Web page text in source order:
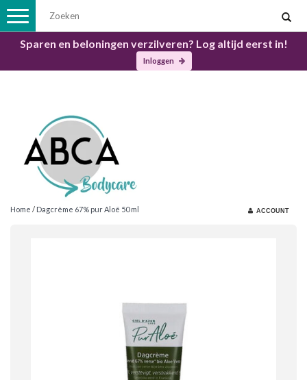
Sparen en beloningen verzilveren? Log altijd eerst in!
Inloggen
Toggle
navigation
Home / Dagcrème 67% pur Aloë 50 ml ACCOUNT